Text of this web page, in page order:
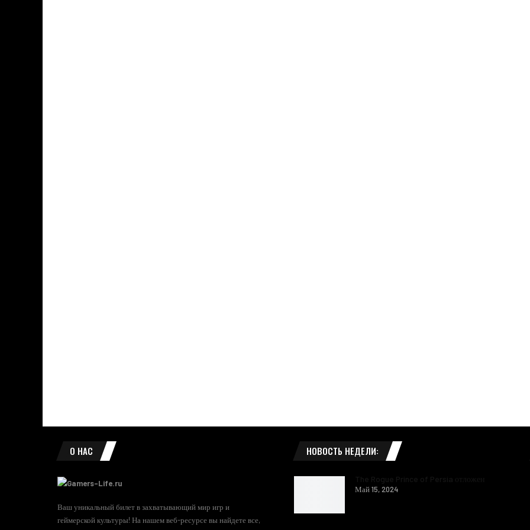
О НАС
Ваш уникальный билет в захватывающий мир игр и
геймерской культуры! На нашем веб-ресурсе вы найдете все,
НОВОСТЬ НЕДЕЛИ:
Май 15, 2024